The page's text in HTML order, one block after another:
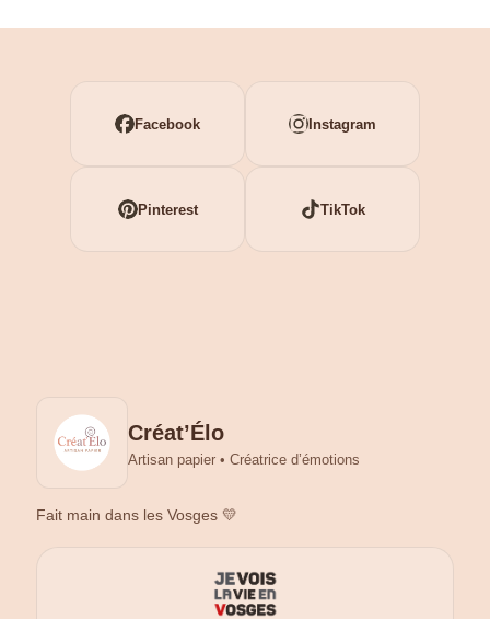
Facebook Instagram
Pinterest TikTok
Créat’Élo
Artisan papier • Créatrice d’émotions
Fait main dans les Vosges 💛